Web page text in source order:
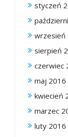
styczeń
wrzesień
sierpień
czerwiec
maj 2016
kwiecień
marzec
luty 2016